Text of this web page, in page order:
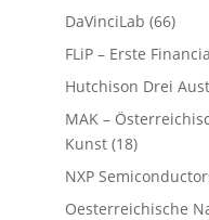
DaVinciLab (66)
FLiP – Erste
Hutchison Drei
MAK –
Kunst(18)
NXP
Oesterreichische